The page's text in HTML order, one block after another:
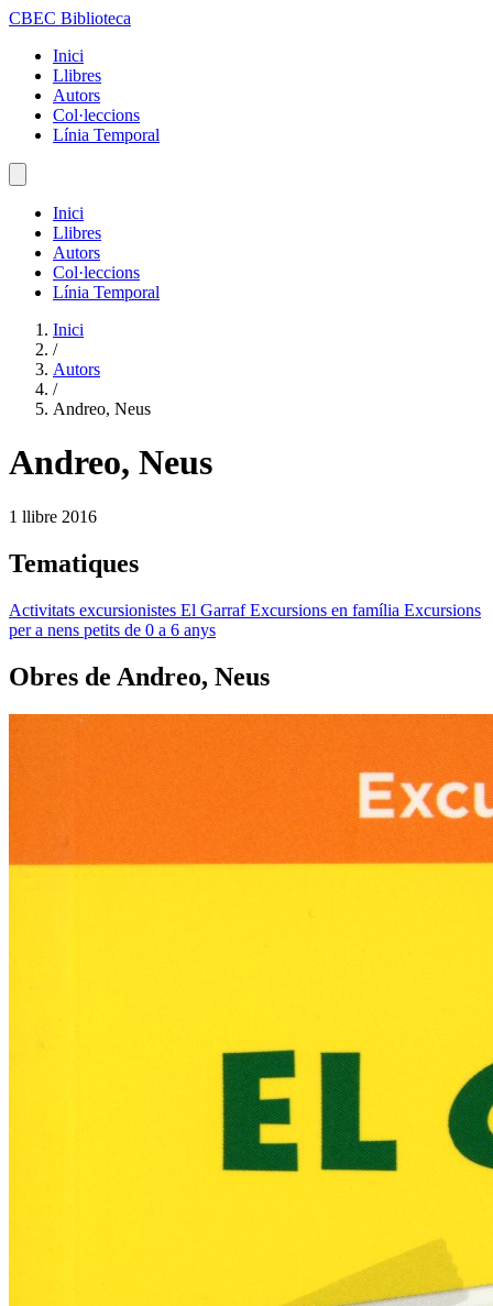
CBEC Biblioteca
Inici
Llibres
Autors
Col·leccions
Línia Temporal
Inici
Llibres
Autors
Col·leccions
Línia Temporal
Inici
/
Autors
/
Andreo, Neus
Andreo, Neus
1 llibre 2016
Tematiques
Activitats excursionistes El GarrafExcursions en família Excursions
per a nens petits de 0 a 6 anys
Obres de Andreo, Neus